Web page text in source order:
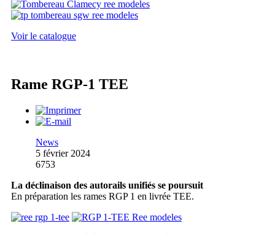
Voir le catalogue
Rame RGP-1 TEE
News
5 février 2024
6753
La déclinaison des autorails unifiés se poursuit
En préparation les rames RGP 1 en livrée TEE.